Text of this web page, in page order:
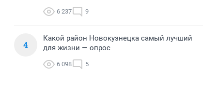
6 237 9
4
Какой район Новокузнецка самый лучший
для жизни — опрос
6 098 5